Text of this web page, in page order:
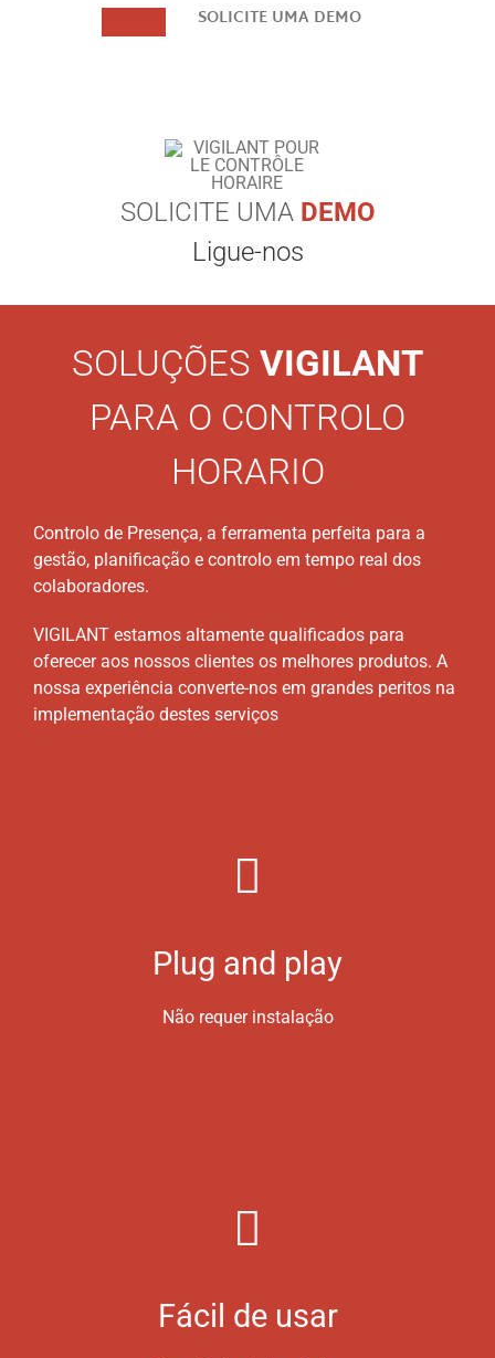
SOLICITE UMA DEMO
SOLICITE UMA DEMO
Ligue-nos
SOLUÇÕES VIGILANT
PARA O CONTROLO
HORARIO
Controlo de Presença, a ferramenta perfeita para a
gestão, planificação e controlo em tempo real dos
colaboradores.
VIGILANT estamos altamente qualificados para
oferecer aos nossos clientes os melhores produtos. A
nossa experiência converte-nos em grandes peritos na
implementação destes serviços
Plug and play
Não requer instalação
Fácil de usar